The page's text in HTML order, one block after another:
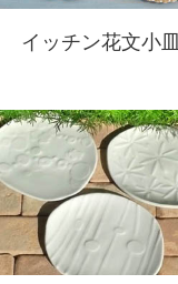
イッチン花文小皿